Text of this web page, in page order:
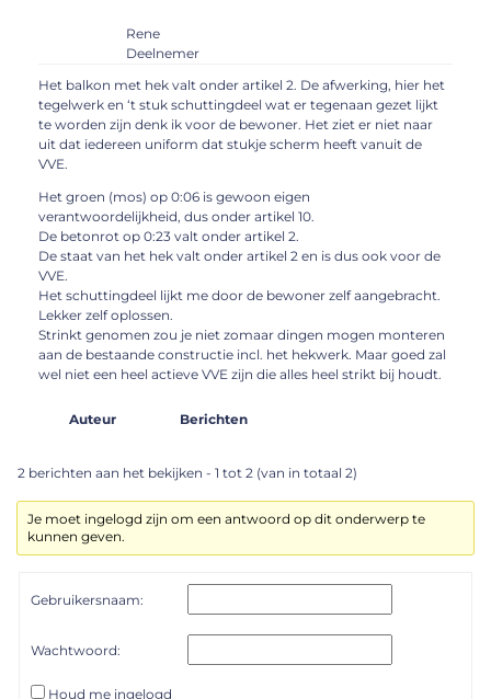
Rene
Deelnemer
Het balkon met hek valt onder artikel 2. De afwerking, hier het
tegelwerk en ‘t stuk schuttingdeel wat er tegenaan gezet lijkt
te worden zijn denk ik voor de bewoner. Het ziet er niet naar
uit dat iedereen uniform dat stukje scherm heeft vanuit de
VVE.
Het groen (mos) op 0:06 is gewoon eigen
verantwoordelijkheid, dus onder artikel 10.
De betonrot op 0:23 valt onder artikel 2.
De staat van het hek valt onder artikel 2 en is dus ook voor de
VVE.
Het schuttingdeel lijkt me door de bewoner zelf aangebracht.
Lekker zelf oplossen.
Strinkt genomen zou je niet zomaar dingen mogen monteren
aan de bestaande constructie incl. het hekwerk. Maar goed zal
wel niet een heel actieve VVE zijn die alles heel strikt bij houdt.
Auteur Berichten
2 berichten aan het bekijken - 1 tot 2 (van in totaal 2)
Je moet ingelogd zijn om een antwoord op dit onderwerp te
kunnen geven.
Gebruikersnaam:
Wachtwoord:
Houd me ingelogd